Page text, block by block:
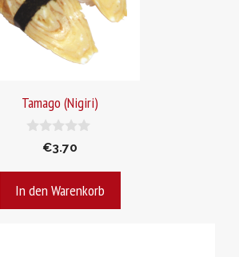
Tamago (Nigiri)
5
€3.70
In den Warenkorb